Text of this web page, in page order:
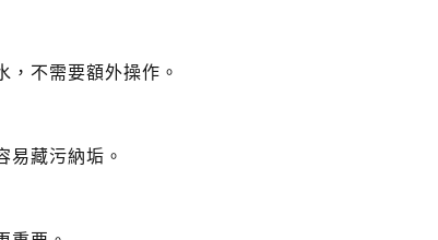
，不需要額外操作。
易藏污納垢。